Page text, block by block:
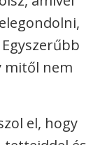
mitől nem
el, hogy